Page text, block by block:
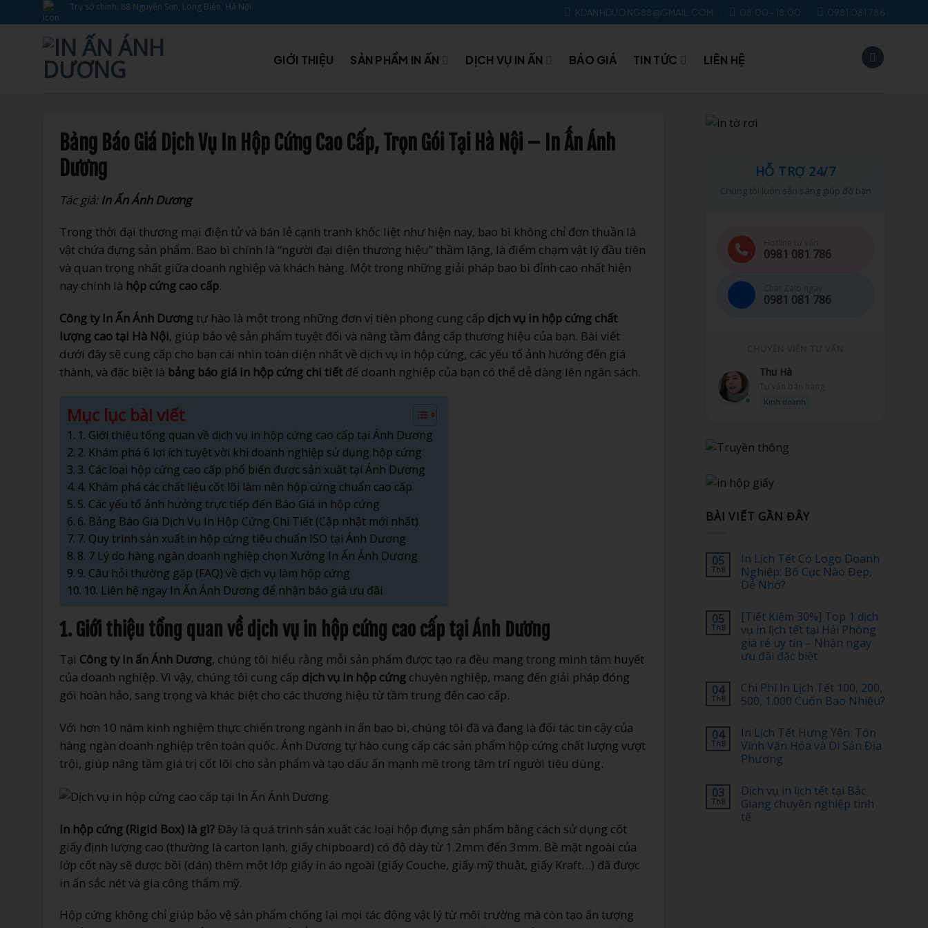
qua
Trụ sở chính: 88 Nguyễn Sơn, Long Biên, Hà Nội. KDANHDUONG88@GMAIL.COM 08:00 - 18:00 0981.081.786
GIỚI THIỆU SẢN PHẨM IN ẤN DỊCH VỤ IN ẤN BÁO GIÁ TIN TỨC LIÊN HỆ
Bảng Báo Giá Dịch Vụ In Hộp Cứng Cao Cấp, Trọn Gói Tại Hà Nội – In Ấn Ánh
Dương
Tác giả: In Ấn Ánh Dương
Trong thời đại thương mại điện tử và bán lẻ cạnh tranh khốc liệt như hiện nay, bao bì không chỉ đơn thuần là
vật chứa đựng sản phẩm. Bao bì chính là “người đại diện thương hiệu” thầm lặng, là điểm chạm vật lý đầu tiên
và quan trọng nhất giữa doanh nghiệp và khách hàng. Một trong những giải pháp bao bì đỉnh cao nhất hiện
nay chính là hộp cứng cao cấp.
Công ty In Ấn Ánh Dương tự hào là một trong những đơn vị tiên phong cung cấp dịch vụ in hộp cứng chất
lượng cao tại Hà Nội, giúp bảo vệ sản phẩm tuyệt đối và nâng tầm đẳng cấp thương hiệu của bạn. Bài viết
dưới đây sẽ cung cấp cho bạn cái nhìn toàn diện nhất về dịch vụ in hộp cứng, các yếu tố ảnh hưởng đến giá
thành, và đặc biệt là bảng báo giá in hộp cứng chi tiết để doanh nghiệp của bạn có thể dễ dàng lên ngân sách.
Mục lục bài viết
1. Giới thiệu tổng quan về dịch vụ in hộp cứng cao cấp tại Ánh Dương
2. Khám phá 6 lợi ích tuyệt vời khi doanh nghiệp sử dụng hộp cứng
3. Các loại hộp cứng cao cấp phổ biến được sản xuất tại Ánh Dương
4. Khám phá các chất liệu cốt lõi làm nên hộp cứng chuẩn cao cấp
5. Các yếu tố ảnh hưởng trực tiếp đến Báo Giá in hộp cứng
6. Bảng Báo Giá Dịch Vụ In Hộp Cứng Chi Tiết (Cập nhật mới nhất)
7. Quy trình sản xuất in hộp cứng tiêu chuẩn ISO tại Ánh Dương
8. 7 Lý do hàng ngàn doanh nghiệp chọn Xưởng In Ấn Ánh Dương
9. Câu hỏi thường gặp (FAQ) về dịch vụ làm hộp cứng
10. Liên hệ ngay In Ấn Ánh Dương để nhận báo giá ưu đãi
1. Giới thiệu tổng quan về dịch vụ in hộp cứng cao cấp tại Ánh Dương
Tại Công ty in ấn Ánh Dương, chúng tôi hiểu rằng mỗi sản phẩm được tạo ra đều mang trong mình tâm huyết
của doanh nghiệp. Vì vậy, chúng tôi cung cấp dịch vụ in hộp cứng chuyên nghiệp, mang đến giải pháp đóng
gói hoàn hảo, sang trọng và khác biệt cho các thương hiệu từ tầm trung đến cao cấp.
Với hơn 10 năm kinh nghiệm thực chiến trong ngành in ấn bao bì, chúng tôi đã và đang là đối tác tin cậy của
hàng ngàn doanh nghiệp trên toàn quốc. Ánh Dương tự hào cung cấp các sản phẩm hộp cứng chất lượng vượt
trội, giúp nâng tầm giá trị cốt lõi cho sản phẩm và tạo dấu ấn mạnh mẽ trong tâm trí người tiêu dùng.
In hộp cứng (Rigid Box) là gì? Đây là quá trình sản xuất các loại hộp đựng sản phẩm bằng cách sử dụng cốt
giấy định lượng cao (thường là carton lạnh, giấy chipboard) có độ dày từ 1.2mm đến 3mm. Bề mặt ngoài của
lớp cốt này sẽ được bồi (dán) thêm một lớp giấy in áo ngoài (giấy Couche, giấy mỹ thuật, giấy Kraft…) đã được
in ấn sắc nét và gia công thẩm mỹ.
Hộp cứng không chỉ giúp bảo vệ sản phẩm chống lại mọi tác động vật lý từ môi trường mà còn tạo ấn tượng
HỖ TRỢ 24/7
Chúng tôi luôn sẵn sàng giúp đỡ bạn
Hotline tư vấn
0981 081 786
0981 081 786
Minh Tuấn
Hỗ trợ kỹ thuật
Kỹ thuật
BÀI VIẾT GẦN ĐÂY
05
Th8
In Lịch Tết Có Logo Doanh
Nghiệp: Bố Cục Nào Đẹp,
Dễ Nhớ?
bình
luận
ở
In
Lịch
Tết
Doanh
Nghiệp:
Bố
Đẹp,
Dễ
Nhớ?
05
Th8
[Tiết Kiệm 30%] Top 1 dịch
vụ in lịch tết tại Hải Phòng
giá rẻ uy tín – Nhận ngay
ưu đãi đặc biệt
bình
luận
ở
30%]
Top
1
dịch
lịch
tết
tại
Hải
Phòng
04
Th8
Chi Phí In Lịch Tết 100, 200,
500, 1.000 Cuốn Bao Nhiêu?
bình
luận
ở
Chi
Lịch
Tết
100,
200,
500,
04
Th8
In Lịch Tết Hưng Yên: Tôn
Vinh Văn Hóa và Di Sản Địa
Phương
bình
luận
ở
In
03
Th8
Dịch vụ in lịch tết tại Bắc
Giang chuyên nghiệp tinh
tế